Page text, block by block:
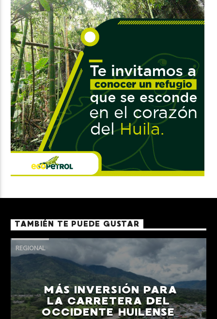
TAMBIÉN TE PUEDE GUSTAR
REGIONAL
MÁS INVERSIÓN PARA
LA CARRETERA DEL
OCCIDENTE HUILENSE